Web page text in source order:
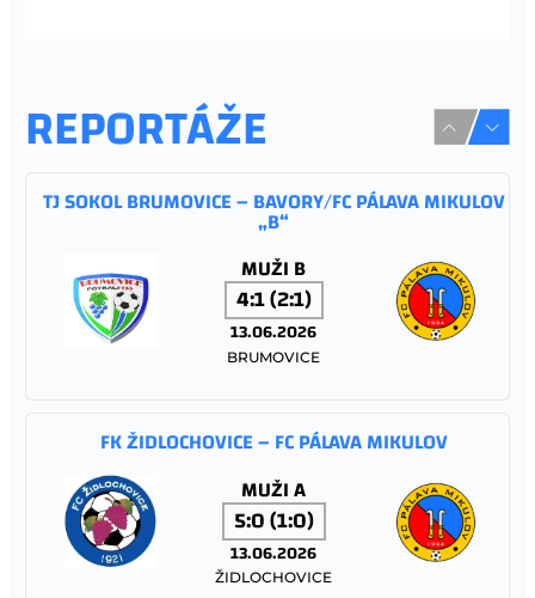
REPORTÁŽE
TJ SOKOL BRUMOVICE – BAVORY/FC PÁLAVA MIKULOV
„B“
MUŽI B
4:1 (2:1)
13.06.2026
BRUMOVICE
FK ŽIDLOCHOVICE – FC PÁLAVA MIKULOV
MUŽI A
5:0 (1:0)
13.06.2026
ŽIDLOCHOVICE